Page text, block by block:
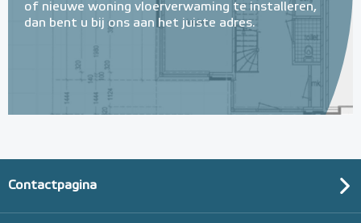
of nieuwe woning vloerverwaming te installeren,
dan bent u bij ons aan het juiste adres.
Contactpagina